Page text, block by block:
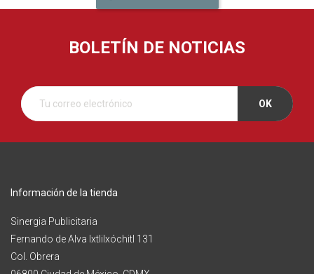
BOLETÍN DE NOTICIAS
Información de la tienda
Sinergia Publicitaria
Fernando de Alva Ixtlilxóchitl 131
Col. Obrera